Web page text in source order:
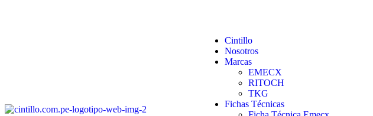
Cintillo
Nosotros
Marcas
EMECX
RITOCH
TKG
Fichas Técnicas